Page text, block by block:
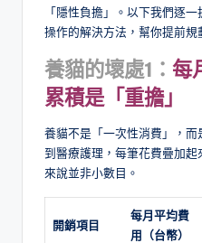
「隱性負擔」。以下我們逐
操作的解決方法，幫你提前規
養貓的壞處1： 每
累積是「重擔」
養貓不是「一次性消費」，
到醫療護理，每筆花費疊加
來說並非小數目。
開銷項目
每月平均費
用（台幣）